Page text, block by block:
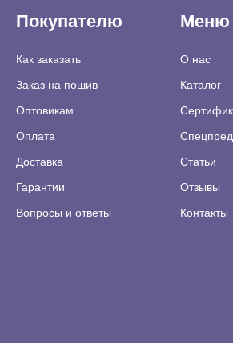
Покупателю
Как заказать
Оптовикам
Заказ на пошив
Оплата
Доставка
Гарантии
Вопросы и ответы
Меню
О нас
Каталог
Статьи
Отзывы
Контакты